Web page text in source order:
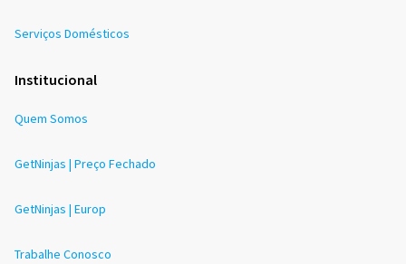
Serviços Domésticos
Institucional
Quem Somos
GetNinjas | Preço Fechado
GetNinjas | Europ
Trabalhe Conosco